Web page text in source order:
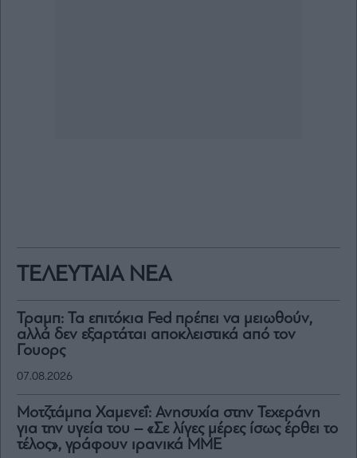
ΤΕΛΕΥΤΑΙΑ ΝΕΑ
Τραμπ: Τα επιτόκια Fed πρέπει να μειωθούν,
αλλά δεν εξαρτάται αποκλειστικά από τον
Γουορς
07.08.2026
Μοτζτάμπα Χαμενεΐ: Ανησυχία στην Τεχεράνη
για την υγεία του – «Σε λίγες μέρες ίσως έρθει το
τέλος», γράφουν ιρανικά ΜΜΕ